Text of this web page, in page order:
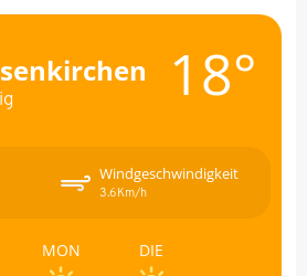
18°
Windgeschwindigkeit
3.6Km/h
MON DIE